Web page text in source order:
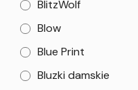
BlitzWolf
Blow
Blue Print
Bluzki damskie